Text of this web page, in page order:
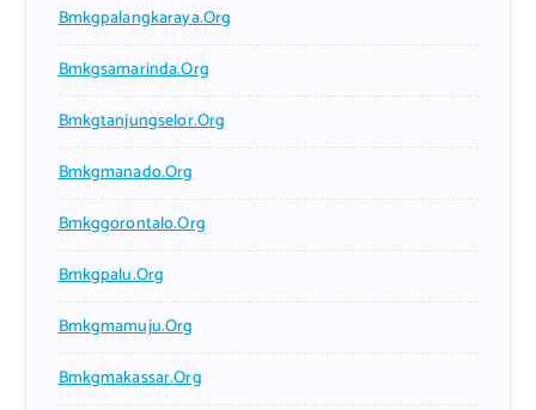
Bmkgpalangkaraya.org
Bmkgsamarinda.org
Bmkgtanjungselor.org
Bmkgmanado.org
Bmkggorontalo.org
Bmkgpalu.org
Bmkgmamuju.org
Bmkgmakassar.org